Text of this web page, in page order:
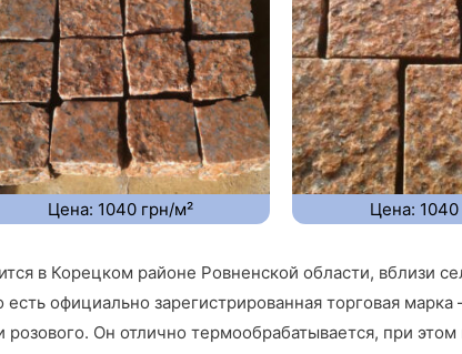
Цена: 1040 грн/м² Цена: 1040
в Корецком районе Ровненской области, вблизи
официально зарегистрированная торговая марка
Он отлично термообрабатывается, при